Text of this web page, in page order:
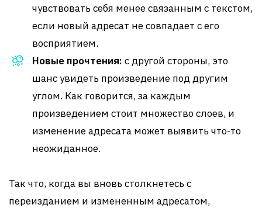
чувствовать себя менее связанным с текстом,
если новый адресат не совпадает с его
восприятием.
Новые прочтения: с другой стороны, это
шанс увидеть произведение под другим
углом. Как говорится, за каждым
произведением стоит множество слоев, и
изменение адресата может выявить что-то
неожиданное.
Так что, когда вы вновь столкнетесь с
переизданием и измененным адресатом,